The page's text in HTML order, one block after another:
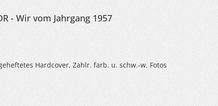
- Wir vom Jahrgang 1957
Hardcover, Zahlr. farb. u. schw.-w. Fotos